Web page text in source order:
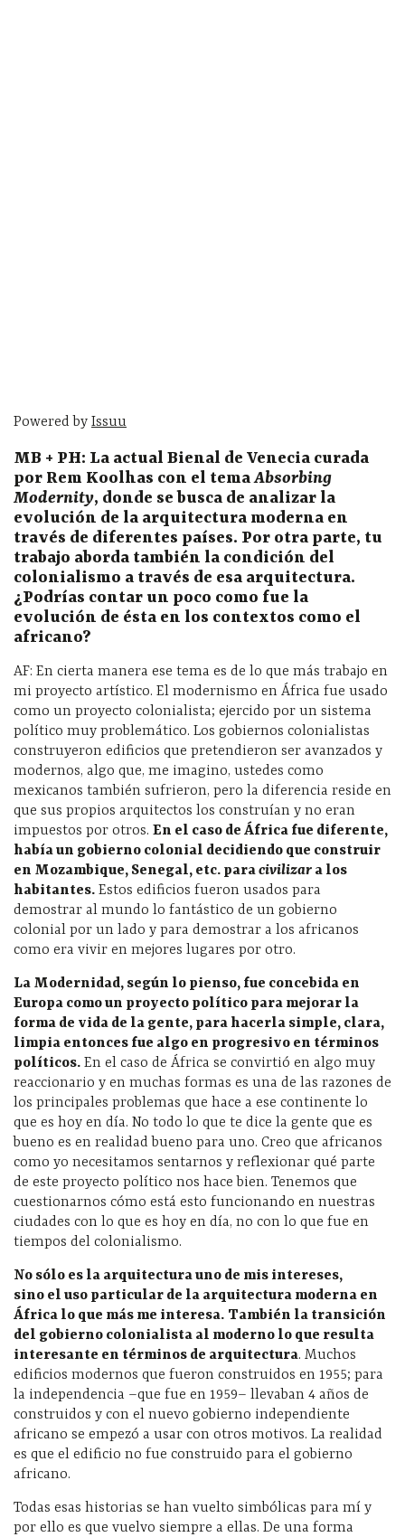
Powered by Issuu
MB + PH: La actual Bienal de Venecia curada
por Rem Koolhas con el temaAbsorbing
Modernity, donde se busca de analizar la
evolución de la arquitectura moderna en
través de diferentes países. Por otra parte, tu
trabajo aborda también la condición del
colonialismo a través de esa arquitectura.
¿Podrías contar un poco como fue la
evolución de ésta en los contextos como el
africano?
AF: En cierta manera ese tema es de lo que más trabajo en
mi proyecto artístico. El modernismo en África fue usado
como un proyecto colonialista; ejercido por un sistema
político muy problemático. Los gobiernos colonialistas
construyeron edificios que pretendieron ser avanzados y
modernos, algo que, me imagino, ustedes como
mexicanos también sufrieron, pero la diferencia reside en
que sus propios arquitectos los construían y no eran
impuestos por otros. En el caso de África fue diferente,
había un gobierno colonial decidiendo que construir
en Mozambique, Senegal, etc. paracivilizar a los
habitantes. Estos edificios fueron usados para
demostrar al mundo lo fantástico de un gobierno
colonial por un lado y para demostrar a los africanos
como era vivir en mejores lugares por otro.
La Modernidad, según lo pienso, fue concebida en
Europa como un proyecto político para mejorar la
forma de vida de la gente, para hacerla simple, clara,
limpia entonces fue algo en progresivo en términos
políticos. En el caso de África se convirtió en algo muy
reaccionario y en muchas formas es una de las razones de
los principales problemas que hace a ese continente lo
que es hoy en día. No todo lo que te dice la gente que es
bueno es en realidad bueno para uno. Creo que africanos
como yo necesitamos sentarnos y reflexionar qué parte
de este proyecto político nos hace bien. Tenemos que
cuestionarnos cómo está esto funcionando en nuestras
ciudades con lo que es hoy en día, no con lo que fue en
tiempos del colonialismo.
No sólo es la arquitectura uno de mis intereses,
sino el uso particular de la arquitectura moderna en
África lo que más me interesa. También la transición
del gobierno colonialista al moderno lo que resulta
interesante en términos de arquitectura. Muchos
edificios modernos que fueron construidos en 1955; para
la independencia –que fue en 1959– llevaban 4 años de
construidos y con el nuevo gobierno independiente
africano se empezó a usar con otros motivos. La realidad
es que el edificio no fue construido para el gobierno
africano.
Todas esas historias se han vuelto simbólicas para mí y
por ello es que vuelvo siempre a ellas. De una forma